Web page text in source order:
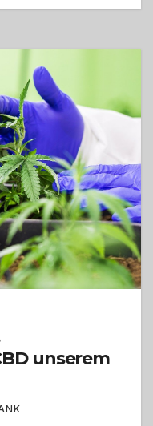
unserem